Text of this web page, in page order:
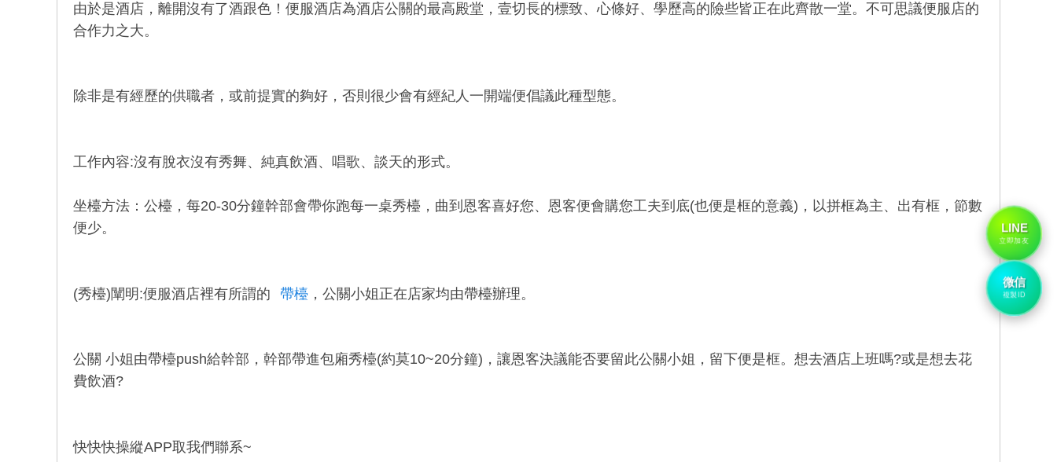
由於是酒店，離開沒有了酒跟色！便服酒店為酒店公關的最高殿堂，壹切長的標致、心條好、學歷高的險些皆正在此齊散一堂。不可思議便服店的
合作力之大。
除非是有經歷的供職者，或前提實的夠好，否則很少會有經紀人一開端便倡議此種型態。
工作內容:沒有脫衣沒有秀舞、純真飲酒、唱歌、談天的形式。
坐檯方法：公檯，每20-30分鐘幹部會帶你跑每一桌秀檯，曲到恩客喜好您、恩客便會購您工夫到底(也便是框的意義)，以拼框為主、出有框，節數
便少。
(秀檯)闡明:便服酒店裡有所謂的 帶檯 ，公關小姐正在店家均由帶檯辦理。
公關 小姐由帶檯push給幹部，幹部帶進包廂秀檯(約莫10~20分鐘)，讓恩客決議能否要留此公關小姐，留下便是框。想去酒店上班嗎?或是想去花
費飲酒?
快快快操縱APP取我們聯系~
LINE
立即加友
微信
複製ID